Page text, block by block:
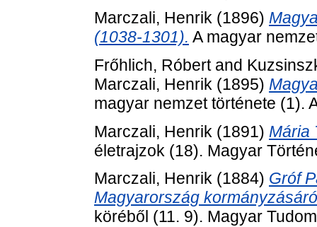
Marczali, Henrik (1896)
(1038-1301). A magyar
Frőhlich, Róbertand
Marczali, Henrik (1895)
magyar nemzet története (1).
Marczali, Henrik (1891) Mária
életrajzok (18). Magyar
Marczali, Henrik (1884) Gróf
Magyarország
köréből (11. 9). Magyar